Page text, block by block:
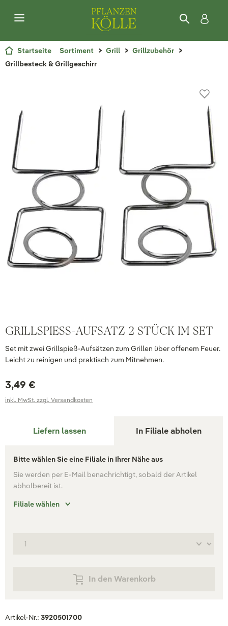
Startseite Sortiment Grill
Grillzubehör
Grillbesteck & Grillgeschirr
GRILLSPIESS-AUFSATZ 2 STÜCK IM SET
Set mit zwei Grillspieß-Aufsätzen zum Grillen über offenem Feuer.
Leicht zu reinigen und praktisch zum Mitnehmen.
3,49 €
inkl. MwSt. zzgl. Versandkosten
Liefern lassen In Filiale abholen
Bitte wählen Sie eine Filiale in Ihrer Nähe aus
Sie werden per E-Mail benachrichtigt, sobald der Artikel
abholbereit ist.
Filiale wählen
In den Warenkorb
Artikel-Nr.: 3920501700